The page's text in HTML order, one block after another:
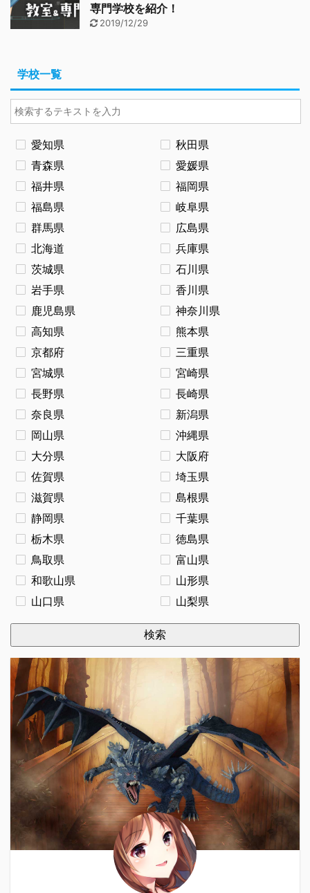
専門学校を紹介！
2019/12/29
学校一覧
愛知県
秋田県
青森県
愛媛県
福井県
福岡県
福島県
岐阜県
群馬県
広島県
北海道
兵庫県
茨城県
石川県
岩手県
香川県
鹿児島県
神奈川県
高知県
熊本県
京都府
三重県
宮城県
宮崎県
長野県
長崎県
奈良県
新潟県
岡山県
沖縄県
大分県
大阪府
佐賀県
埼玉県
滋賀県
島根県
静岡県
千葉県
栃木県
徳島県
鳥取県
富山県
和歌山県
山形県
山口県
山梨県
検索